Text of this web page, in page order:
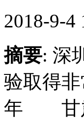
2018-9-4
摘要: 深
验取得
年 甘肃